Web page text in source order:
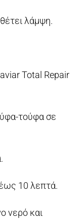
λάμψη.
Total Repair
τούφα σε
10 λεπτά.
νερό και